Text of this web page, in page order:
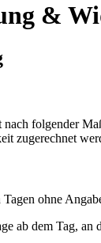
&
folgender
zugerechnet
ohne
ab dem Tag,